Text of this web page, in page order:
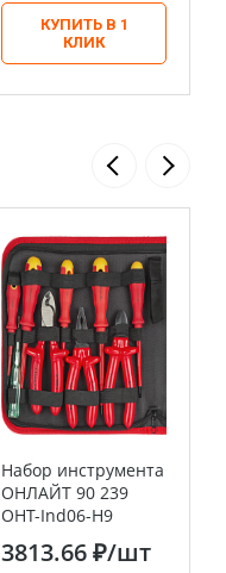
КУПИТЬ В 1
КЛИК
Набор инструмента
ОНЛАЙТ 90 239
OHT-Ind06-H9
3813.66 ₽/шт